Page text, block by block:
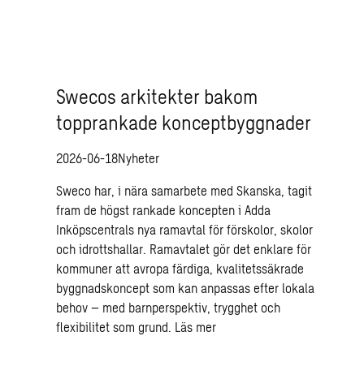
Swecos arkitekter bakom
topprankade konceptbyggnader
2026-06-18Nyheter
Sweco har, i nära samarbete med Skanska, tagit
fram de högst rankade koncepten i Adda
Inköpscentrals nya ramavtal för förskolor, skolor
och idrottshallar. Ramavtalet gör det enklare för
kommuner att avropa färdiga, kvalitetssäkrade
byggnadskoncept som kan anpassas efter lokala
behov – med barnperspektiv, trygghet och
flexibilitet som grund. Läs mer